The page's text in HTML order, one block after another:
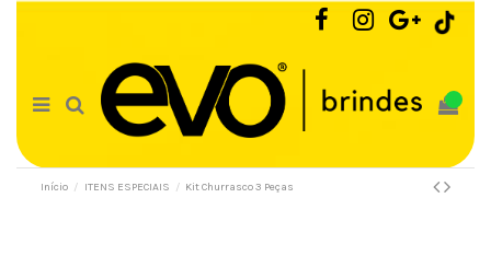
Início ITENS ESPECIAIS Kit Churrasco 3 Peças